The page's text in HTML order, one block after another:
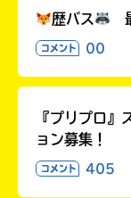
歴バス
コメント 00
『プリプロ』
ョン募集！
コメント 405